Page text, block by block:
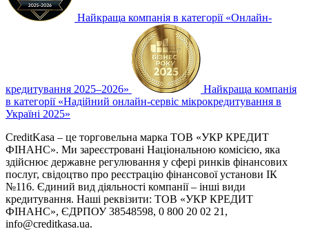
Найкраща компанія в категорії «Онлайн-
кредитування 2025–2026»
Найкраща компанія
в категорії «Надійний онлайн-сервіс мікрокредитування в
Україні 2025»
CreditKasa – це торговельна марка ТОВ «УКР КРЕДИТ
ФІНАНС». Ми зареєстровані Національною комісією, яка
здійснює державне регулювання у сфері ринків фінансових
послуг, свідоцтво про реєстрацію фінансової установи ІК
№116. Єдиний вид діяльності компанії – інші види
кредитування. Наші реквізити: ТОВ «УКР КРЕДИТ
ФІНАНС», ЄДРПОУ 38548598, 0 800 20 02 21,
info@creditkasa.ua.